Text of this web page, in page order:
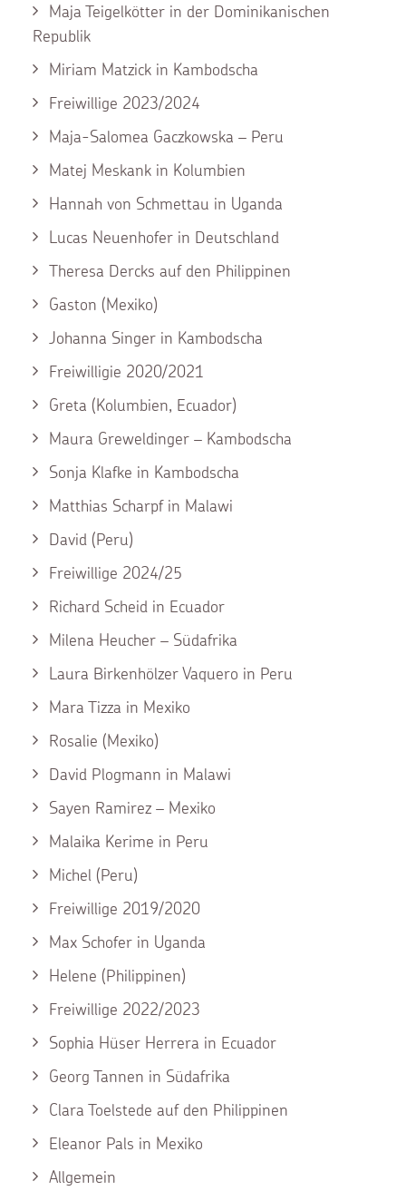
Maja Teigelkötter in der Dominikanischen
Republik
Miriam Matzick in Kambodscha
Freiwillige 2023/2024
Maja-Salomea Gaczkowska – Peru
Matej Meskank in Kolumbien
Hannah von Schmettau in Uganda
Lucas Neuenhofer in Deutschland
Theresa Dercks auf den Philippinen
Gaston (Mexiko)
Johanna Singer in Kambodscha
Freiwilligie 2020/2021
Greta (Kolumbien, Ecuador)
Maura Greweldinger – Kambodscha
Sonja Klafke in Kambodscha
Matthias Scharpf in Malawi
David (Peru)
Freiwillige 2024/25
Richard Scheid in Ecuador
Milena Heucher – Südafrika
Laura Birkenhölzer Vaquero in Peru
Mara Tizza in Mexiko
Rosalie (Mexiko)
David Plogmann in Malawi
Sayen Ramirez – Mexiko
Malaika Kerime in Peru
Michel (Peru)
Freiwillige 2019/2020
Max Schofer in Uganda
Helene (Philippinen)
Freiwillige 2022/2023
Sophia Hüser Herrera in Ecuador
Georg Tannen in Südafrika
Clara Toelstede auf den Philippinen
Eleanor Pals in Mexiko
Allgemein